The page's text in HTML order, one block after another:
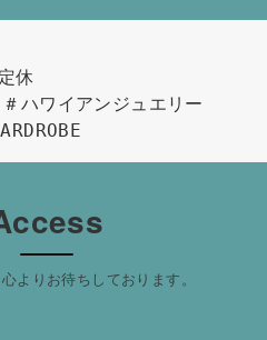
休
ハワイアンジュエリー
よりお待ちしております。